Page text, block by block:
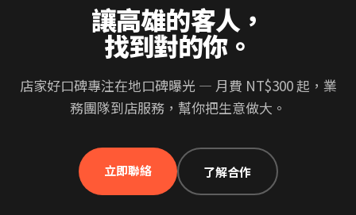
讓高雄的客人，
找到對的你。
店家好口碑專注在地口碑曝光 — 月費 NT$300 起，業
務團隊到店服務，幫你把生意做大。
立即聯絡 了解合作